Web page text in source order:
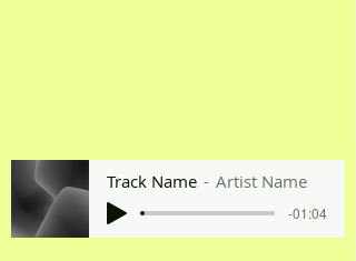
Track Name Artist Name
-01:04